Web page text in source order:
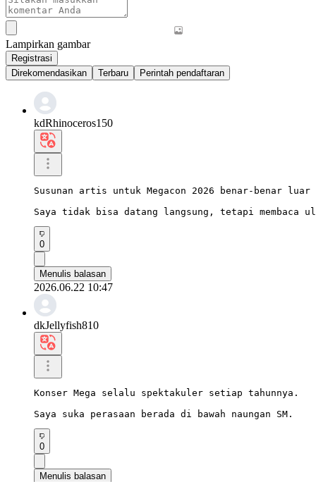
Lampirkan gambar
Registrasi
Direkomendasikan
Terbaru Perintah pendaftaran
kdRhinoceros150
Susunan artis untuk Megacon 2026 benar-benar luar
Saya tidak bisa datang langsung, tetapi membaca
0
Menulis balasan
2026.06.22 10:47
dkJellyfish810
Konser Mega selalu spektakuler setiap tahunnya.
Saya suka perasaan berada di bawah naungan SM.
0
Menulis balasan